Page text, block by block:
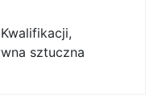
sztuczna